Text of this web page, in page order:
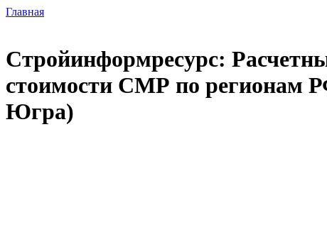
Главная
Стройинформресурс:
стоимости СМР по регионам
Югра)